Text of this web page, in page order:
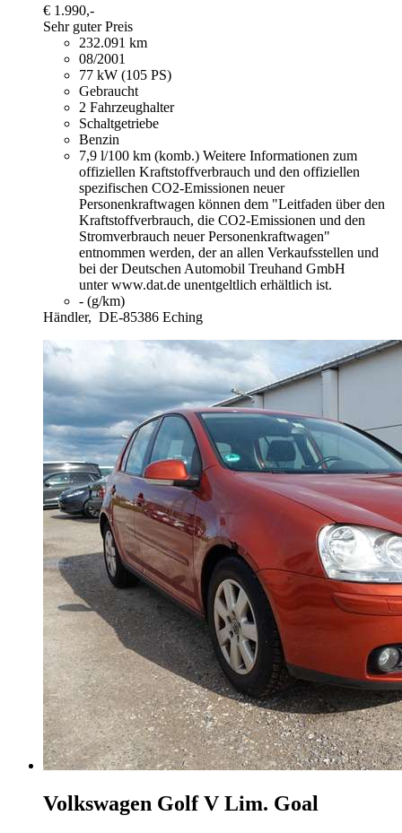
€ 1.990,-
Sehr guter Preis
232.091 km
08/2001
77 kW (105 PS)
Gebraucht
2 Fahrzeughalter
Schaltgetriebe
Benzin
7,9 l/100 km (komb.) Weitere Informationen zum
offiziellen Kraftstoffverbrauch und den offiziellen
spezifischen CO2-Emissionen neuer
Personenkraftwagen können dem "Leitfaden über den
Kraftstoffverbrauch, die CO2-Emissionen und den
Stromverbrauch neuer Personenkraftwagen"
entnommen werden, der an allen Verkaufsstellen und
bei der Deutschen Automobil Treuhand GmbH
unter www.dat.de unentgeltlich erhältlich ist.
- (g/km)
Händler, DE-85386 Eching
Volkswagen Golf V Lim. Goal